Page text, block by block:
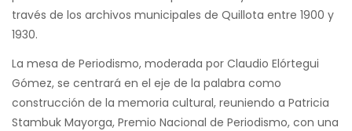
través de los archivos municipales de Quillota entre 1900 y
1930.
La mesa de Periodismo, moderada por Claudio Elórtegui
Gómez, se centrará en el eje de la palabra como
construcción de la memoria cultural, reuniendo a Patricia
Stambuk Mayorga, Premio Nacional de Periodismo, con una